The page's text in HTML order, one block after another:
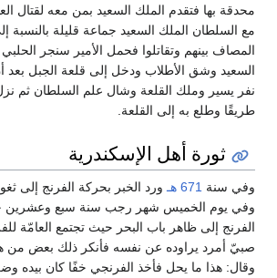
محدقة بها فتقدم الملك السعيد بمن معه لقتال
مع السلطان الملك السعيد جماعة قليلة بالنسبة
المصاف بينهم وتقاتلوا فحمل الأمير سنجر
السعيد وشق الأطلاب ودخل إلى قلعة الجبل بعد
نفر يسير وملك القلعة وشال علم السلطان ثم
طريقًا وطلع به إلى القلعة‏.‏
ثورة أهل الإسكندرية
وفي سنة 671 هـ
ورد الخبر بحركة الفرنج إلى
وفي يوم الخميس شهر رجب سنة سبع وعشرين
الفرنج إلى ظاهر باب البحر حيث تجتمع العامّة
صبيّ أمرد يراوده عن نفسه فأنكر ذلك بعض من
وقال‏:‏ هذا ما يحل فأخذ الفرنجي خفًا كان بيده